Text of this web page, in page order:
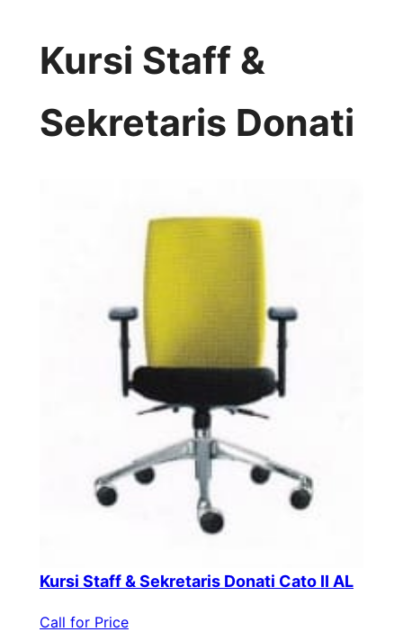
Kursi Staff &
Sekretaris Donati
Kursi Staff & Sekretaris Donati Cato II AL
Call for Price